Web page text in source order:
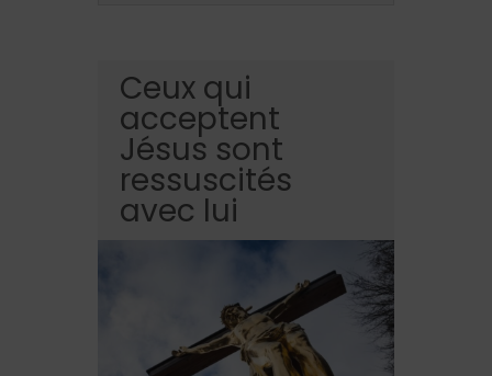
Ceux qui
acceptent
Jésus sont
ressuscités
avec lui